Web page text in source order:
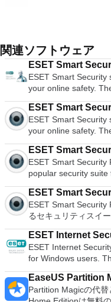
関連ソフトウェア
ESET Smart
ESET Smart Security
your online safety.
edition was built
ESET ranks among
detection and
to continue their legacy. ESET Smart Security’s top
has to be its secure
provide ultra-secure
encrypting files and
of theft or loss. It will
payments, as well as
scores of other benefits. Key features include:
antivirus technology.
power usage. Gamer
activity watch.
Ransomware shield.
suite can offer a big
are packed into this
controls and
ESET Smart
ESET Smart Security
your online safety.
edition was built
ESET ranks among
detection and
to continue their legacy. ESET Smart Security’s top
has to be its secure
provide ultra-secure
encrypting files and
of theft or loss. It will
payments, as well as
scores of other benefits. Key features include:
antivirus technology.
power usage.
activity watch.
Ransomware shield.
suite can offer a big
ESET Smart
ESET Smart
popular security
cutting edge
Ransomware Shield,
Firewall, Parental
UEFI Scanner. All of
ESET's Live Grid file
include: Award-winning antivirus. Makes my online journey
easier. Life without
Bank and shop
safe hands. Smart
regularly checked. All
stored and generated. My
ESET Smart
ESET Smart Security
るセキュリティスイ
には、ウイルス対策
ルド、ルートキット
ォール、ペアレンタ
保護、UEFIスキャナ
されています。これ
ピュテーションデー
ています。 主な機能
ESET Internet
ESET Internet
for Windows users.
comprehensive
trademark promise of
detection, speed and
EaseUS Partition
Partition Magicの代